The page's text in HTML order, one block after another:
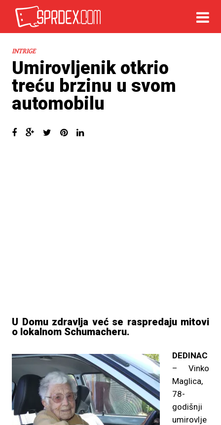
INTRIGE
Umirovljenik otkrio
treću brzinu u svom
automobilu
U Domu zdravlja već se raspredaju mitovi
o lokalnom Schumacheru.
DEDINAC
– Vinko
Maglica,
78-
godišnji
umirovlje